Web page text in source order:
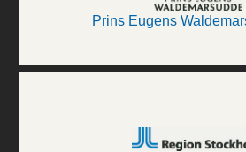
Prins Eugens